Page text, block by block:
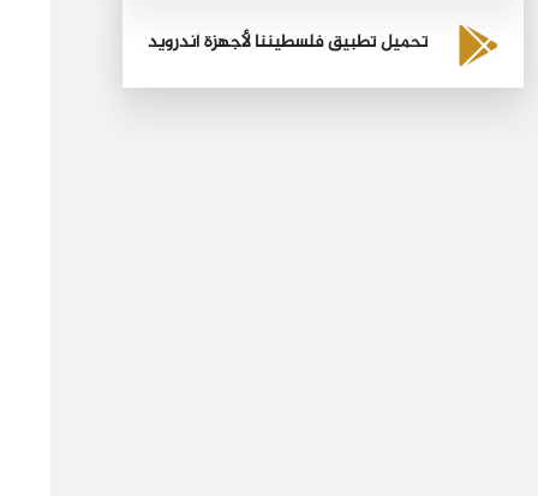
تحميل تطبيق فلسطيننا لأجهزة أندرويد